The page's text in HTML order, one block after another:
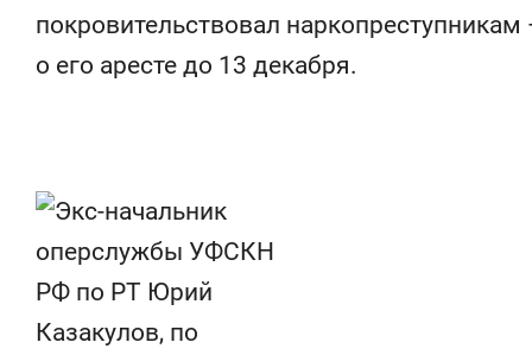
покровительствовал
о его аресте до 13 декабря.